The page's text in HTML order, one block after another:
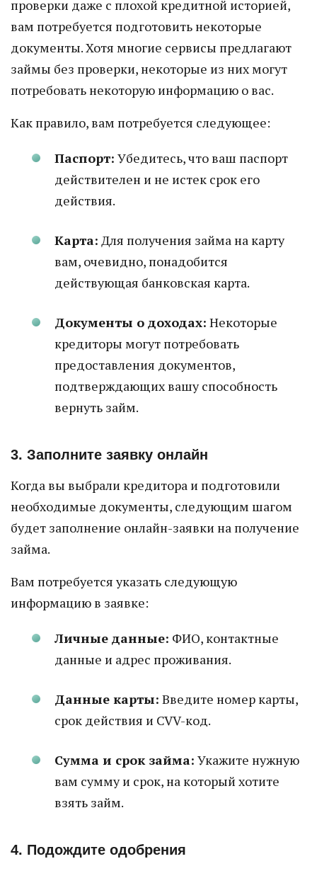
проверки даже с плохой кредитной историей,
вам потребуется подготовить некоторые
документы. Хотя многие сервисы предлагают
займы без проверки, некоторые из них могут
потребовать некоторую информацию о вас.
Как правило, вам потребуется следующее:
Паспорт: Убедитесь, что ваш паспорт
действителен и не истек срок его
действия.
Карта: Для получения займа на карту
вам, очевидно, понадобится
действующая банковская карта.
Документы о доходах: Некоторые
кредиторы могут потребовать
предоставления документов,
подтверждающих вашу способность
вернуть займ.
3. Заполните заявку онлайн
Когда вы выбрали кредитора и подготовили
необходимые документы, следующим шагом
будет заполнение онлайн-заявки на получение
займа.
Вам потребуется указать следующую
информацию в заявке:
Личные данные: ФИО, контактные
данные и адрес проживания.
Данные карты: Введите номер карты,
срок действия и CVV-код.
Сумма и срок займа: Укажите нужную
вам сумму и срок, на который хотите
взять займ.
4. Подождите одобрения